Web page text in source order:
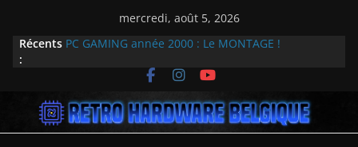
contenu
mercredi, août 5, 2026
Récents
:
PC GAMING année 2000 : Le MONTAGE !
La résurrection de DiscMaster : Explorer les
trésors numériques oubliés
Génération Amstrad CPC : 40 ans cette année !